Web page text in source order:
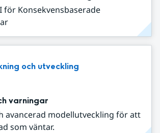
för Konsekvensbaserade
och utveckling
varningar
avancerad modellutveckling för att
som väntar.